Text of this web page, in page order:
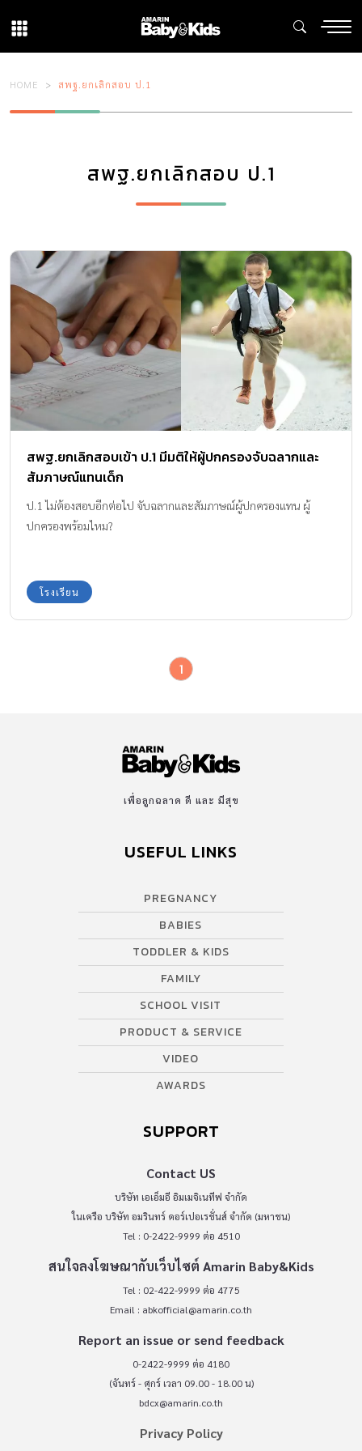
HOME สพฐ.ยกเลิกสอบ ป.1
สพฐ.ยกเลิกสอบ ป.1
สพฐ.ยกเลิกสอบเข้า ป.1 มีมติให้ผู้ปกครองจับฉลากและ
สัมภาษณ์แทนเด็ก
ป.1 ไม่ต้องสอบอีกต่อไป จับฉลากและสัมภาษณ์ผู้ปกครองแทน ผู้
ปกครองพร้อมไหม?
โรงเรียน
1
เพื่อลูกฉลาด ดี และ มีสุข
USEFUL LINKS
PREGNANCY
BABIES
TODDLER & KIDS
FAMILY
SCHOOL VISIT
PRODUCT & SERVICE
VIDEO
AWARDS
SUPPORT
Contact US
บริษัท เอเอ็มอี อิมเมจิเนทีฟ จำกัด
ในเครือ บริษัท อมรินทร์ คอร์เปอเรชั่นส์ จำกัด (มหาชน)
Tel : 0-2422-9999 ต่อ 4510
สนใจลงโฆษณากับเว็บไซต์ Amarin Baby&Kids
Tel : 02-422-9999 ต่อ 4775
Email : abkofficial@amarin.co.th
Report an issue or send feedback
0-2422-9999 ต่อ 4180
(จันทร์ - ศุกร์ เวลา 09.00 - 18.00 น)
bdcx@amarin.co.th
Privacy Policy